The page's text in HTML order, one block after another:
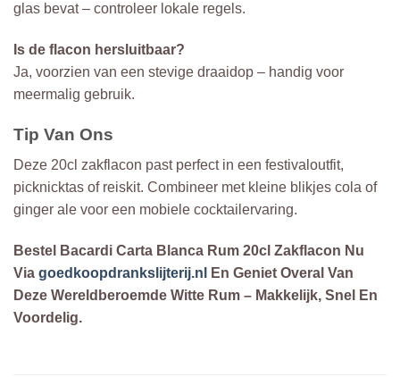
glas bevat – controleer lokale regels.
Is de flacon hersluitbaar?
Ja, voorzien van een stevige draaidop – handig voor
meermalig gebruik.
Tip Van Ons
Deze 20cl zakflacon past perfect in een festivaloutfit,
picknicktas of reiskit. Combineer met kleine blikjes cola of
ginger ale voor een mobiele cocktailervaring.
Bestel Bacardi Carta Blanca Rum 20cl Zakflacon Nu
Via goedkoopdrankslijterij.nl
En Geniet Overal Van
Deze Wereldberoemde Witte Rum – Makkelijk, Snel En
Voordelig.